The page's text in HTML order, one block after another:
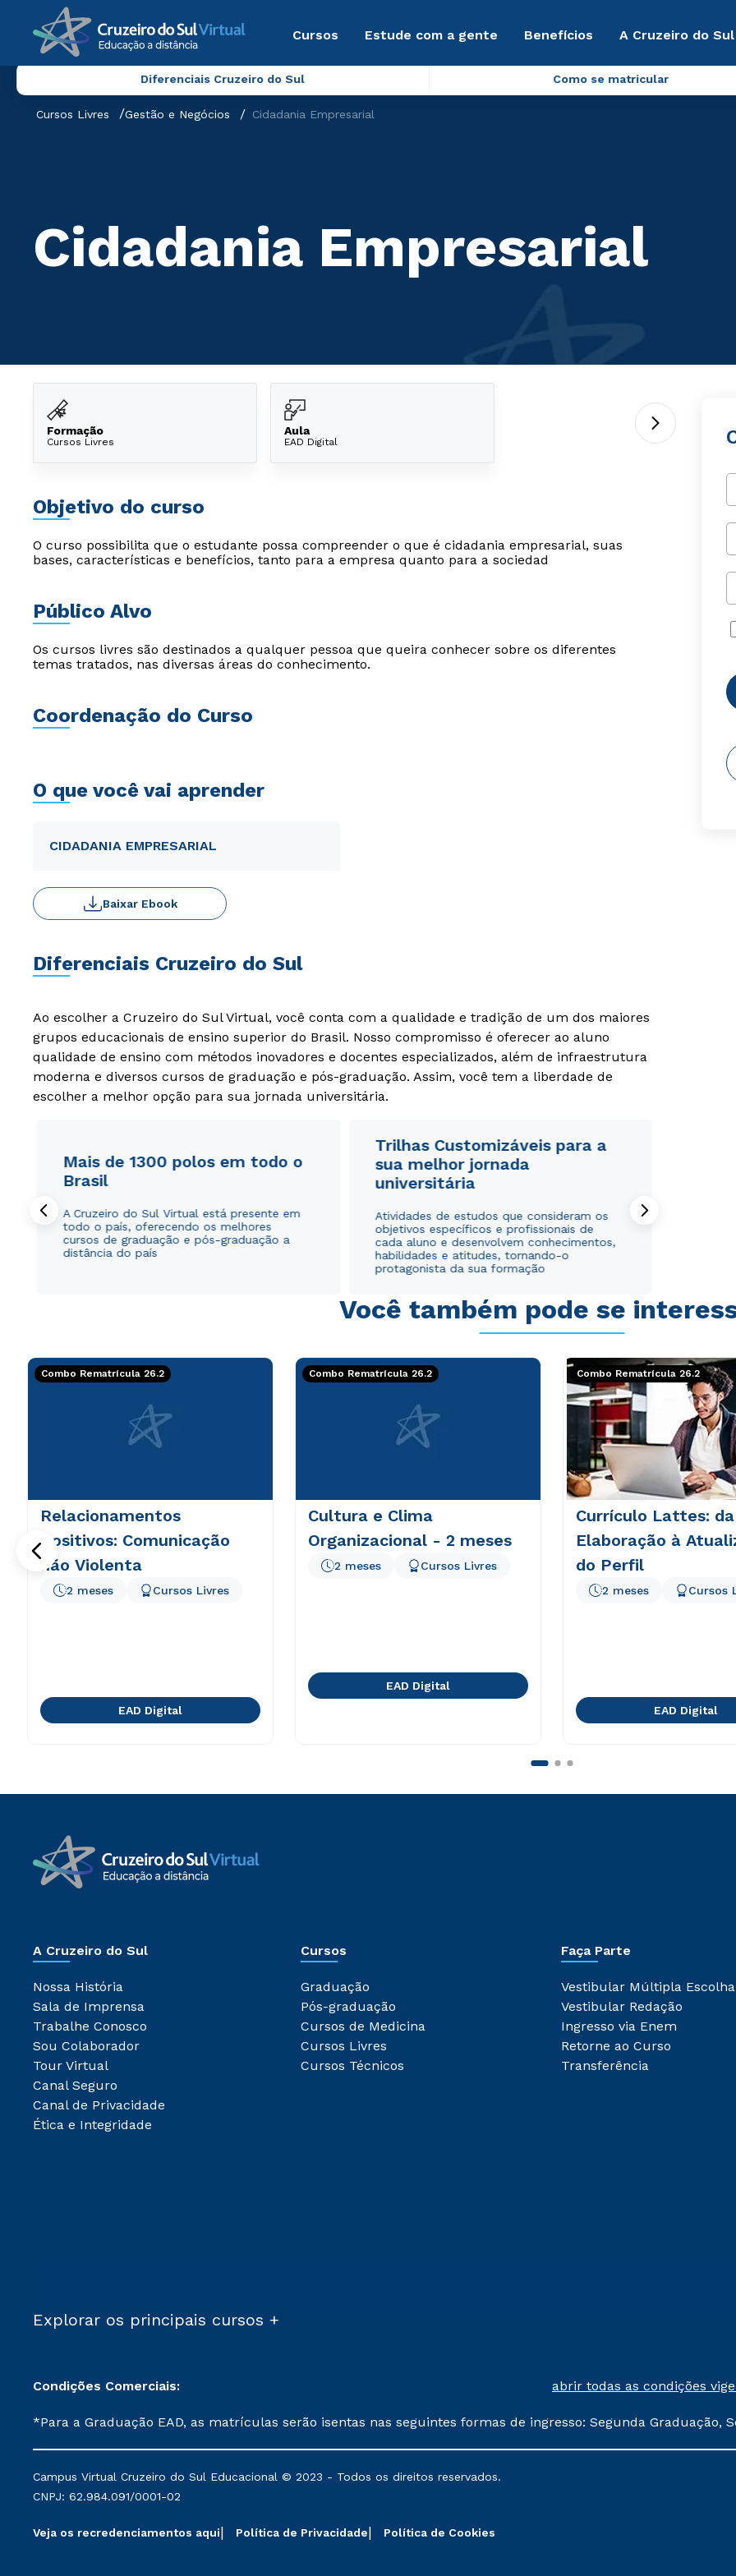
Cursos Estude com a gente Benefícios A Cruzeiro do
Diferenciais Cruzeiro do Sul Como se matricular
Cursos Livres Gestão e Negócios Cidadania Empresarial
Cidadania Empresarial
Formação
Cursos Livres
Aula
EAD Digital
Objetivo do curso
O curso possibilita que o estudante possa compreender o que é cidadania empresarial, suas
bases, características e benefícios, tanto para a empresa quanto para a sociedad
Público Alvo
Os cursos livres são destinados a qualquer pessoa que queira conhecer sobre os diferentes
temas tratados, nas diversas áreas do conhecimento.
Coordenação do Curso
O que você vai aprender
CIDADANIA EMPRESARIAL
Baixar Ebook
Diferenciais Cruzeiro do Sul
Ao escolher a Cruzeiro do Sul Virtual, você conta com a qualidade e tradição de um dos maiores
grupos educacionais de ensino superior do Brasil. Nosso compromisso é oferecer ao aluno
qualidade de ensino com métodos inovadores e docentes especializados, além de infraestrutura
moderna e diversos cursos de graduação e pós-graduação. Assim, você tem a liberdade de
escolher a melhor opção para sua jornada universitária.
Mais de 1300 polos em todo o
Brasil
A Cruzeiro do Sul Virtual está presente em
todo o país, oferecendo os melhores
cursos de graduação e pós-graduação a
distância do país
Trilhas Customizáveis para a
sua melhor jornada
universitária
Atividades de estudos que consideram os
objetivos específicos e profissionais de
cada aluno e desenvolvem conhecimentos,
habilidades e atitudes, tornando-o
protagonista da sua formação
Você também pode se
Combo Rematrícula 26.2
Relacionamentos
Positivos: Comunicação
não Violenta
2 meses Cursos Livres
EAD Digital
Combo Rematrícula 26.2
Cultura e Clima
Organizacional - 2 meses
2 meses Cursos Livres
EAD Digital
Combo Rematrícula 26.2
Currículo Lattes: da
Elaboração à
do Perfil
2 meses Cursos
EAD Digital
A Cruzeiro do Sul
Nossa História
Sala de Imprensa
Trabalhe Conosco
Sou Colaborador
Tour Virtual
Canal Seguro
Canal de Privacidade
Ética e Integridade
Cursos
Graduação
Pós-graduação
Cursos de Medicina
Cursos Livres
Cursos Técnicos
Faça Parte
Vestibular Múltipla Escolha
Vestibular Redação
Ingresso via Enem
Retorne ao Curso
Transferência
Explorar os principais cursos +
Condições Comerciais: abrir todas as condições
*Para a Graduação EAD, as matrículas serão isentas nas seguintes formas de ingresso: Segunda Graduação,
mantidos conforme negociação. Descontos institucionais poderão sofrer alterações nos períodos de
serviços.
Campus Virtual Cruzeiro do Sul Educacional © 2023 - Todos os direitos reservados.
CNPJ: 62.984.091/0001-02
Veja os recredenciamentos aqui Política de Privacidade Política de Cookies
WhatsApp
ou
Estou de acordo com a Política de Privacidade.e
autorizo que meus dados sejam utilizados para o
envio de conteúdos da Cruzeiro do Sul.
WhatsApp
ou
Estou de acordo com a Política de Privacidade.e
autorizo que meus dados sejam utilizados para o
envio de conteúdos da Cruzeiro do Sul.